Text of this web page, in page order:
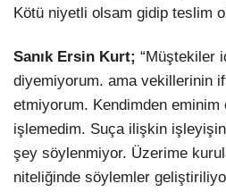
Kötü niyetli olsam gidip teslim
Sanık Ersin Kurt; “Müştekiler
diyemiyorum. ama vekillerinin
etmiyorum. Kendimden
işlemedim. Suça ilişkin
şey söylenmiyor. Üzerime
niteliğinde söylemler